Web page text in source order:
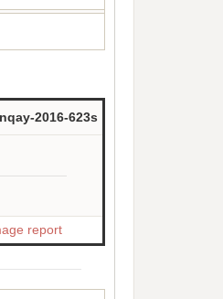
2016-623s
report